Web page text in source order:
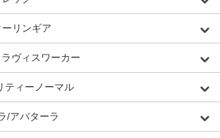
リンギア
ヴィスワーカー
ティーノーマル
/アバターラ